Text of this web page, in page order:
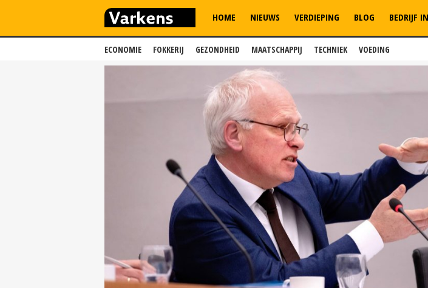
ECONOMIE FOKKERIJ GEZONDHEID MAATSCHAPPIJ TECHNIEK VOEDING
HOME NIEUWS VERDIEPING BLOG BEDRIJF